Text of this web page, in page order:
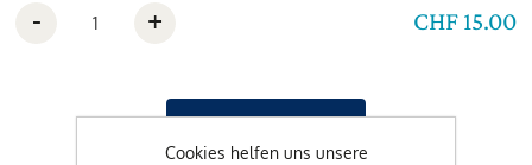
CHF 15.00
- +
Cookies helfen uns unsere